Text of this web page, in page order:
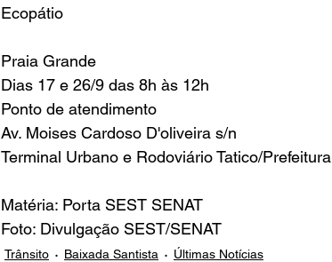
Ecopátio
Praia Grande
Dias 17 e 26/9 das 8h às 12h
Ponto de atendimento
Av. Moises Cardoso D'oliveira s/n
Terminal Urbano e Rodoviário Tatico/Prefeitura
Matéria: Porta SEST SENAT
Foto: Divulgação SEST/SENAT
Trânsito Baixada Santista Últimas Notícias